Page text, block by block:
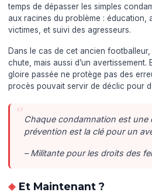
temps de dépasser les simples
aux racines du problème : éducation,
victimes, et suivi des agresseurs.
Dans le cas de cet ancien footballeur,
chute, mais aussi d’un avertissement.
gloire passée ne protège pas des
procès pouvait servir de déclic pour
Chaque condamnation est une
prévention est la clé pour un
– Militante pour les droits des
Et Maintenant ?